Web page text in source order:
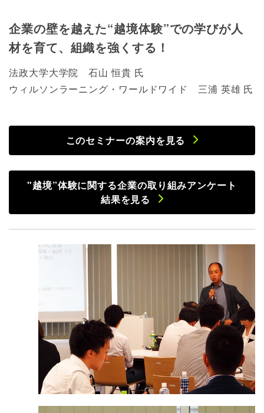
企業の壁を越えた“越境体験”での学びが人
材を育て、組織を強くする！
法政大学大学院 石山 恒貴 氏
ウィルソンラーニング・ワールドワイド 三浦 英雄 氏
このセミナーの案内を見る
"越境”体験に関する企業の取り組みアンケート
結果を見る